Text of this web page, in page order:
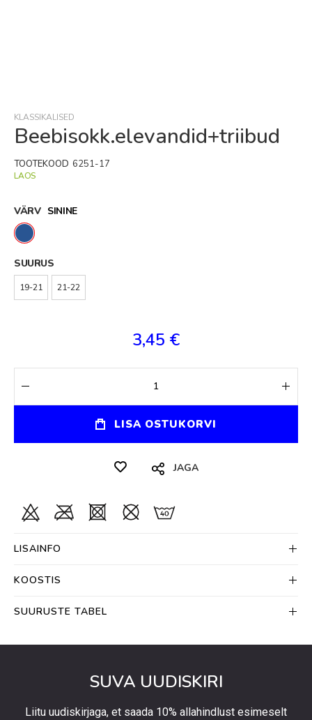
of
the
gallery
KLASSIKALISED
Beebisokk.elevandid+triibud
LAOS
TOOTEKOOD 6251-17
VÄRV SININE
SUURUS
19-21 21-22
3,45 €
LISA OSTUKORVI
JAGA
LISAINFO
KOOSTIS
SUURUSTE TABEL
SUVA UUDISKIRI
Liitu uudiskirjaga, et saada 10% allahindlust esimeselt